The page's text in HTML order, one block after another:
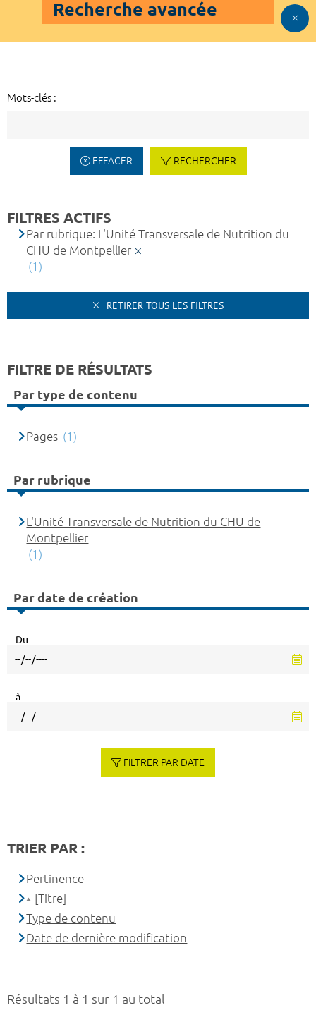
Recherche avancée
Mots-clés :
EFFACER RECHERCHER
Résultats 1 à 1 sur 1 au total
FILTRES ACTIFS
Par rubrique: L'Unité Transversale de Nutrition du
CHU de Montpellier
(1)
RETIRER TOUS LES FILTRES
FILTRE DE RÉSULTATS
Par type de contenu
Pages (1)
Par rubrique
L'Unité Transversale de Nutrition du CHU de
Montpellier
(1)
Par date de création
Du
à
FILTRER PAR DATE
TRIER PAR :
Pertinence
[Titre]
Type de contenu
Date de dernière modification